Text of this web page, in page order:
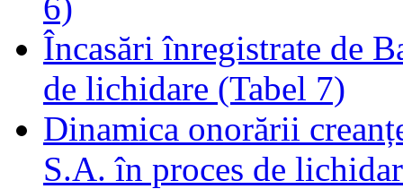
Încasări înregistrate de
de lichidare (Tabel 7)
Dinamica onorării
S.A. în proces de